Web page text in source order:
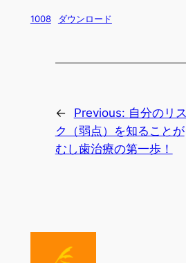
1008 ダウンロード
← Previous: 自分のリス
ク（弱点）を知ることが
むし歯治療の第一歩！